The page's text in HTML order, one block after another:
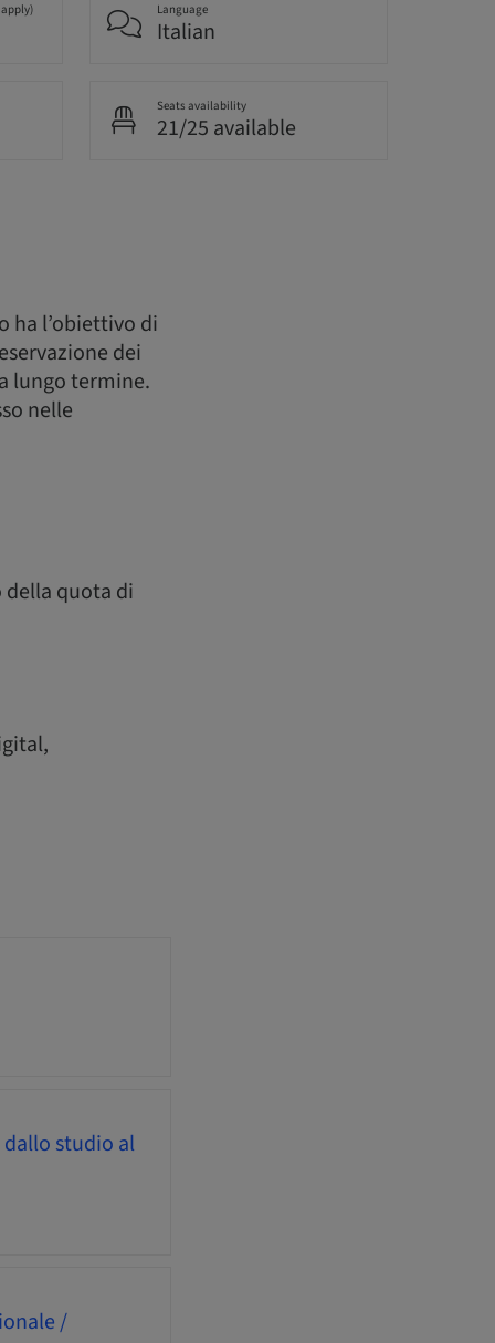
Language
Italian
Seats availability
21/25 available
ha l’obiettivo di
dei
lungo termine.
nelle
della quota di
studio al
/